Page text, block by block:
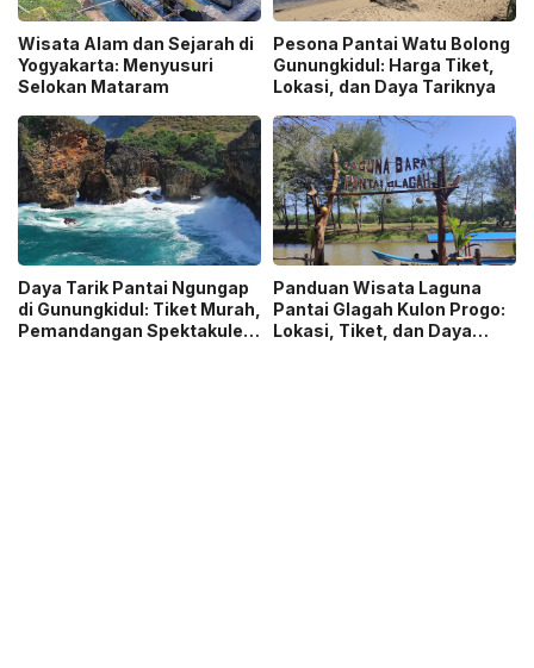
Wisata Alam dan Sejarah di
Yogyakarta: Menyusuri
Selokan Mataram
Pesona Pantai Watu Bolong
Gunungkidul: Harga Tiket,
Lokasi, dan Daya Tariknya
Daya Tarik Pantai Ngungap
di Gunungkidul: Tiket Murah,
Pemandangan Spektakuler,
Panduan Wisata Laguna
Pantai Glagah Kulon Progo:
Lokasi, Tiket, dan Daya